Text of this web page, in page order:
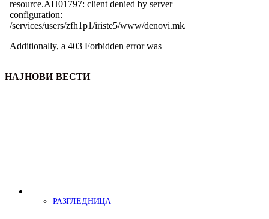
НАЈНОВИ ВЕСТИ
РАЗГЛЕДНИЦА